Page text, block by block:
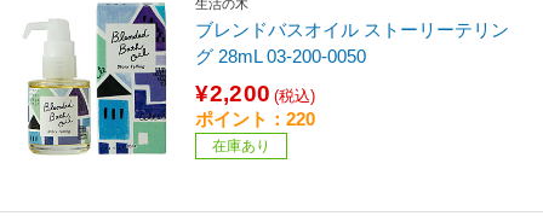
生活の木
ブレンドバスオイル ストーリーテリン
グ 28mL 03-200-0050
¥2,200 (税込)
ポイント：220
在庫あり